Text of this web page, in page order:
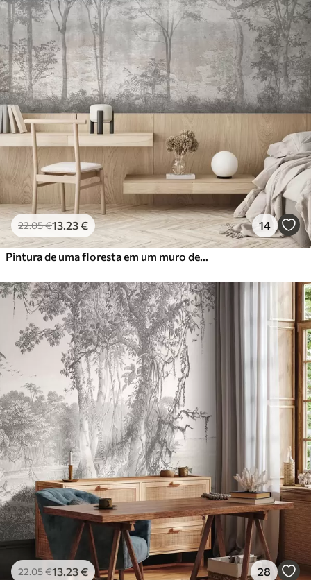
22.05€13 .23€ 14
22.05€13 .23€ 28